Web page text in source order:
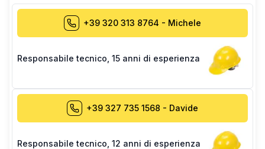
+39 320 313 8764 - Michele
Responsabile tecnico 15 anni di esperienza
+39 327 735 1568 - Davide
Responsabile tecnico 12 anni di esperienza